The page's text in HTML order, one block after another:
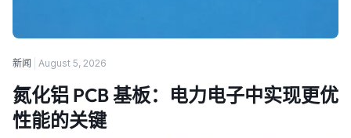
新闻 August 5, 2026
氮化铝 PCB 基板：电力电子中实现更优
性能的关键